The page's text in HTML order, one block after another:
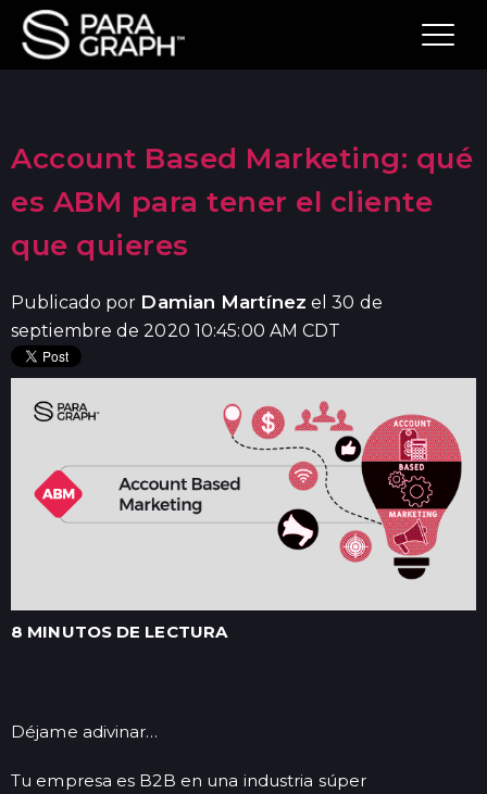
Account Based Marketing: qué
es ABM para tener el cliente
que quieres
Publicado por Damian Martínez el 30 de
septiembre de 2020 10:45:00 AM CDT
8 MINUTOS DE LECTURA
Déjame adivinar…
Tu empresa es B2B en una industria súper